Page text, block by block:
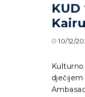
Kairu
10/12/
dječijem